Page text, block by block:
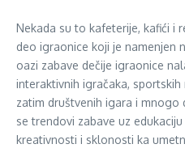
Nekada su to kafeterije, kafići i
deo igraonice koji je namenjen
oazi zabave dečije igraonice
interaktivnih igračaka, sportskih
zatim društvenih igara i mnogo
se trendovi zabave uz
kreativnosti i sklonosti ka